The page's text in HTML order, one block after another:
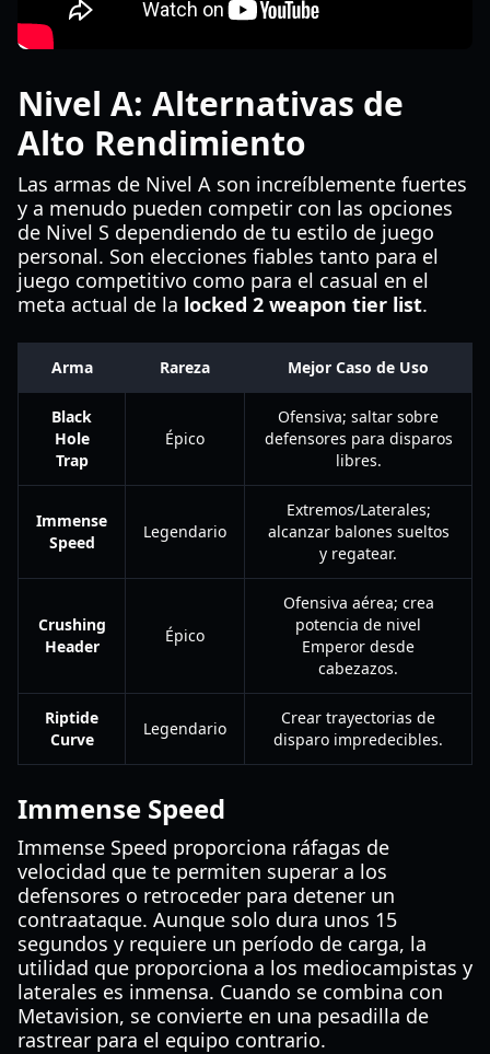
Nivel A: Alternativas de
Alto Rendimiento
Las armas de Nivel A son increíblemente fuertes
y a menudo pueden competir con las opciones
de Nivel S dependiendo de tu estilo de juego
personal. Son elecciones fiables tanto para el
juego competitivo como para el casual en el
meta actual de la locked 2 weapon tier list.
Arma Rareza Mejor Caso de Uso
Black
Hole
Trap
Épico
Ofensiva; saltar sobre
defensores para disparos
libres.
Immense
Speed
Legendario
Extremos/Laterales;
alcanzar balones sueltos
y regatear.
Crushing
Header
Épico
Ofensiva aérea; crea
potencia de nivel
Emperor desde
cabezazos.
Riptide
Curve
Legendario
Crear trayectorias de
disparo impredecibles.
Immense Speed
Immense Speed proporciona ráfagas de
velocidad que te permiten superar a los
defensores o retroceder para detener un
contraataque. Aunque solo dura unos 15
segundos y requiere un período de carga, la
utilidad que proporciona a los mediocampistas y
laterales es inmensa. Cuando se combina con
Metavision, se convierte en una pesadilla de
rastrear para el equipo contrario.